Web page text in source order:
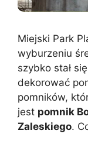
Miejski Park
wyburzeniu
szybko stał
dekorować
pomników,
jest pomnik
Zaleskiego.